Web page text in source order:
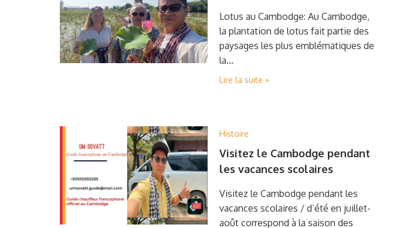
Lotus au Cambodge: Au Cambodge,
la plantation de lotus fait partie des
paysages les plus emblématiques de
la...
Lire la suite »
Histoire
Visitez le Cambodge pendant
les vacances scolaires
Visitez le Cambodge pendant les
vacances scolaires / d’été en juillet-
août correspond à la saison des